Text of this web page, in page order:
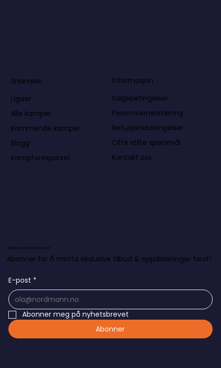
Snarveier
Ligaer
Alle kamper
Kommende kamper
Blogg
Kampforespørsel
Informasjon
Salgsbetingelser
Personvernerklæring
Refusjonsbetingelser
Ofte stilte spørsmål
Kontakt oss
Abonner på nyhetsbrevet
Abonner for å motta ekslusive tilbud & oppdateringer først!
E-post *
Abonner meg på nyhetsbrevet
Abonner